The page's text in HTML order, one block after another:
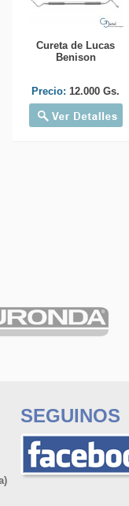
Cureta de Lucas
Benison
Precio: 12.000 Gs.
SEGUINOS